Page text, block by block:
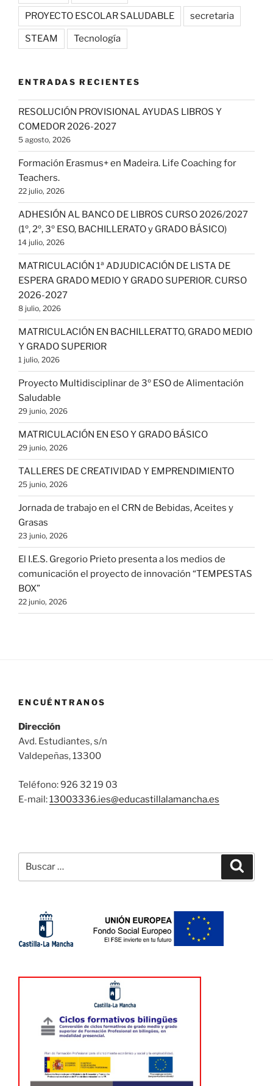
PROYECTO ESCOLAR SALUDABLE secretaria
STEAM Tecnología
ENTRADAS RECIENTES
RESOLUCIÓN PROVISIONAL AYUDAS LIBROS Y
COMEDOR 2026-2027
5 agosto, 2026
Formación Erasmus+ en Madeira. Life Coaching for
Teachers.
22 julio, 2026
ADHESIÓN AL BANCO DE LIBROS CURSO 2026/2027
(1º, 2º, 3º ESO, BACHILLERATO y GRADO BÁSICO)
14 julio, 2026
MATRICULACIÓN 1ª ADJUDICACIÓN DE LISTA DE
ESPERA GRADO MEDIO Y GRADO SUPERIOR. CURSO
2026-2027
8 julio, 2026
MATRICULACIÓN EN BACHILLERATTO, GRADO MEDIO
Y GRADO SUPERIOR
1 julio, 2026
Proyecto Multidisciplinar de 3º ESO de Alimentación
Saludable
29 junio, 2026
MATRICULACIÓN EN ESO Y GRADO BÁSICO
29 junio, 2026
TALLERES DE CREATIVIDAD Y EMPRENDIMIENTO
25 junio, 2026
Jornada de trabajo en el CRN de Bebidas, Aceites y
Grasas
23 junio, 2026
El I.E.S. Gregorio Prieto presenta a los medios de
comunicación el proyecto de innovación “TEMPESTAS
BOX”
22 junio, 2026
ENCUÉNTRANOS
Dirección
Avd. Estudiantes, s/n
Valdepeñas, 13300
Teléfono: 926 32 19 03
E-mail:13003336.ies@educastillalamancha.es
por: